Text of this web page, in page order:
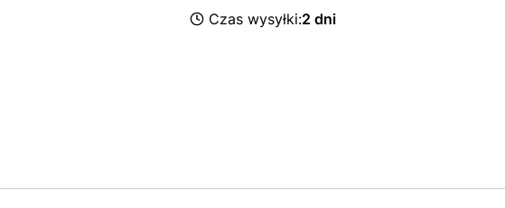
Czas wysyłki:2 dni